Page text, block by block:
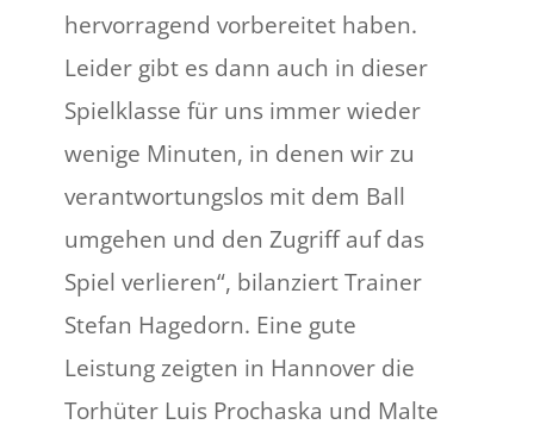
hervorragend vorbereitet haben.
Leider gibt es dann auch in dieser
Spielklasse für uns immer wieder
wenige Minuten, in denen wir zu
verantwortungslos mit dem Ball
umgehen und den Zugriff auf das
Spiel verlieren“, bilanziert Trainer
Stefan Hagedorn. Eine gute
Leistung zeigten in Hannover die
Torhüter Luis Prochaska und Malte